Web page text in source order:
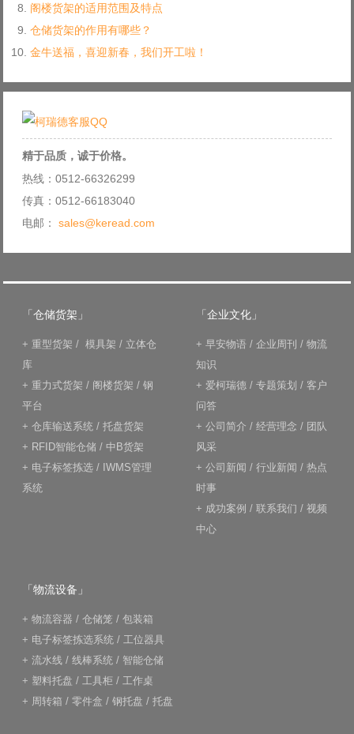
阁楼货架的适用范围及特点
仓储货架的作用有哪些？
金牛送福，喜迎新春，我们开工啦！
精于品质，诚于价格。
热线：0512-66326299
传真：0512-66183040
电邮： sales@keread.com
「仓储货架」
+ 重型货架 / 模具架 / 立体仓
库
+ 重力式货架 / 阁楼货架 / 钢
平台
+ 仓库输送系统 / 托盘货架
+ RFID智能仓储 / 中B货架
+ 电子标签拣选 / IWMS管理
系统
「企业文化」
+ 早安物语 / 企业周刊 / 物流
知识
+ 爱柯瑞德 / 专题策划 / 客户
问答
+ 公司简介 / 经营理念 / 团队
风采
+ 公司新闻 / 行业新闻 / 热点
时事
+ 成功案例 / 联系我们 / 视频
中心
「物流设备」
+ 物流容器 / 仓储笼 / 包装箱
+ 电子标签拣选系统 / 工位器具
+ 流水线 / 线棒系统 / 智能仓储
+ 塑料托盘 / 工具柜 / 工作桌
+ 周转箱 / 零件盒 / 钢托盘 / 托盘